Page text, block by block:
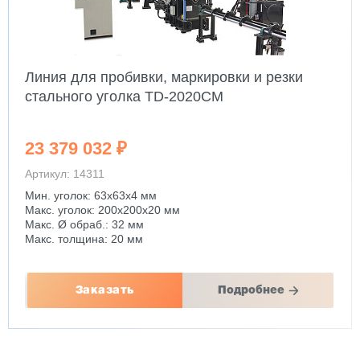
Линия для пробивки, маркировки и резки
стального уголка TD-2020CM
23 379 032 ₽
Артикул: 14311
Мин. уголок: 63x63x4 мм
Макс. уголок: 200x200x20 мм
Макс. Ø обраб.: 32 мм
Макс. толщина: 20 мм
Заказать Подробнее